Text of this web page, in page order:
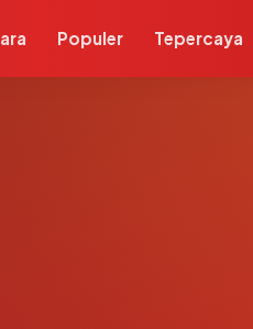
Populer Tepercaya